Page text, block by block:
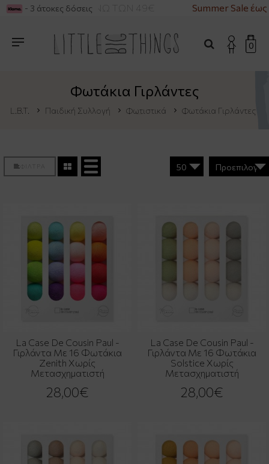
ΓΙΑ ΑΓΟΡΕΣ ΑΝΩ ΤΩΝ 49€ Summer Sale έως -
- 3 άτοκες δόσεις
0
Φωτάκια Γιρλάντες
L.B.T. Παιδική Συλλογή Φωτιστικά Φωτάκια Γιρλάντες
ΦΙΛΤΡΑ
La Case De Cousin Paul -
Γιρλάντα Με 16 Φωτάκια
Zenith Χωρίς
Μετασχηματιστή
28,00€
La Case De Cousin Paul -
Γιρλάντα Με 16 Φωτάκια
Solstice Χωρίς
Μετασχηματιστή
28,00€